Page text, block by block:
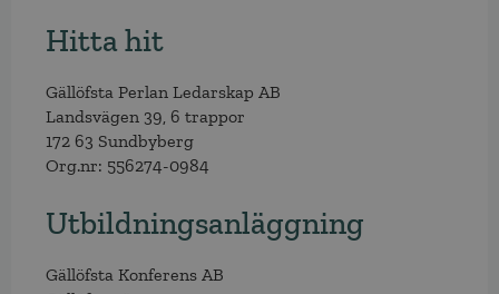
Hitta hit
Gällöfsta Perlan Ledarskap AB
Landsvägen 39, 6 trappor
172 63 Sundbyberg
Org.nr: 556274-0984
Utbildningsanläggning
Gällöfsta Konferens AB